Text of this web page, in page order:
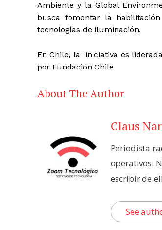
Ambiente y la Global
busca fomentar la
tecnologías de iluminación.
En Chile, la iniciativa es
por Fundación Chile.
About The Author
Claus
Periodista
operativos.
escribir de
See